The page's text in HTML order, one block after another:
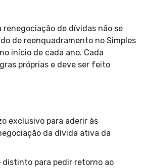
renegociação de dívidas não se
de reenquadramento no Simples
início de cada ano. Cada
próprias e deve ser feito
exclusivo para aderir às
da dívida ativa da
distinto para pedir retorno ao